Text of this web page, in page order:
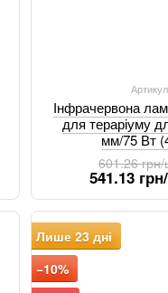
Інфрачервона
для тераріуму
мм/75 Вт
601.26
541.13
Лише 23 дні
−10%